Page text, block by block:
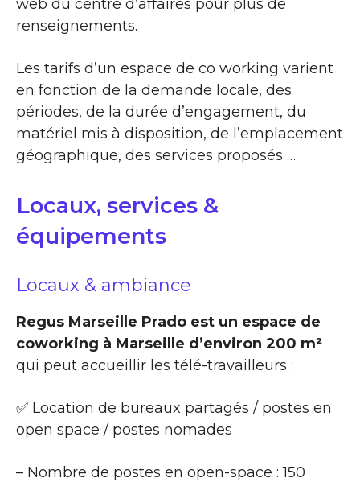
web du centre d’affaires pour plus de
renseignements.
Les tarifs d’un espace de co working varient
en fonction de la demande locale, des
périodes, de la durée d’engagement, du
matériel mis à disposition, de l’emplacement
géographique, des services proposés …
Locaux, services &
équipements
Locaux & ambiance
Regus Marseille Prado est un espace de
coworking à Marseille d’environ 200 m²
qui peut accueillir les télé-travailleurs :
✅ Location de bureaux partagés / postes en
open space / postes nomades
– Nombre de postes en open-space : 150